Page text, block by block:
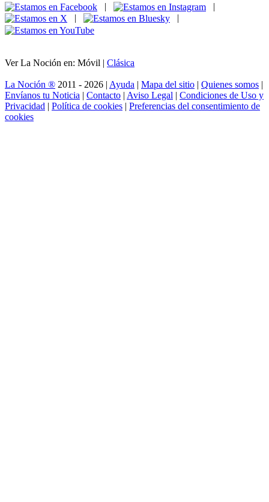
|
|
|
|
Ver La Noción en: Móvil | Clásica
La Noción ® 2011 - 2026 | Ayuda | Mapa del sitio | Quienes somos |
Envíanos tu Noticia | Contacto | Aviso Legal | Condiciones de Uso y
Privacidad | Política de cookies | Preferencias del consentimiento de
cookies